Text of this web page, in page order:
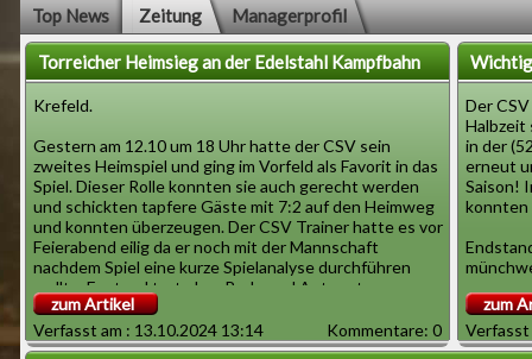
Top News Zeitung Managerprofil
Torreicher Heimsieg an der Edelstahl Kampfbahn
Krefeld.
Gestern am 12.10 um 18 Uhr hatte der CSV sein
zweites Heimspiel und ging im Vorfeld als Favorit in das
Spiel. Dieser Rolle konnten sie auch gerecht werden
und schickten tapfere Gäste mit 7:2 auf den Heimweg
und konnten überzeugen. Der CSV Trainer hatte es vor
Feierabend eilig da er noch mit der Mannschaft
nachdem Spiel eine kurze Spielanalyse durchführen
wollte. Er stand trotzdem Rede und Antwort.
Reporter \" Was hat Ihnen heute gefallen und was
könnte noch besser werden in Zukunft?\"
zum Artikel
Verfasst am : 13.10.2024 13:14
Kommentare: 0
Der
Halbzeit
in der
erneut
Saison!
konnten
Der
gutes
Halbzeit
zum
Verfasst